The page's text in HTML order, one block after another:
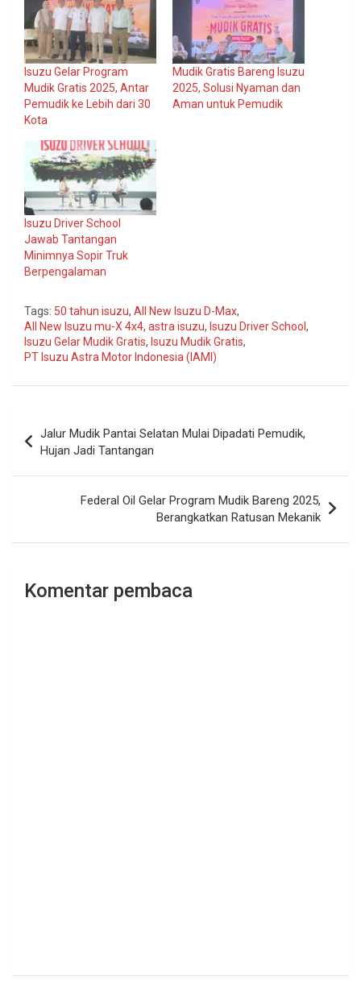
Isuzu Gelar Program
Mudik Gratis 2025, Antar
Pemudik ke Lebih dari 30
Kota
Mudik Gratis Bareng Isuzu
2025, Solusi Nyaman dan
Aman untuk Pemudik
Isuzu Driver School
Jawab Tantangan
Minimnya Sopir Truk
Berpengalaman
Tags: 50 tahun isuzu, All New Isuzu D-Max,
All New Isuzu mu-X 4x4, astra isuzu, Isuzu Driver School ,
Isuzu Gelar Mudik Gratis, Isuzu Mudik Gratis,
PT Isuzu Astra Motor Indonesia (IAMI)
pos
Jalur Mudik Pantai Selatan Mulai Dipadati Pemudik,
Hujan Jadi Tantangan
Federal Oil Gelar Program Mudik Bareng 2025,
Berangkatkan Ratusan Mekanik
Komentar pembaca